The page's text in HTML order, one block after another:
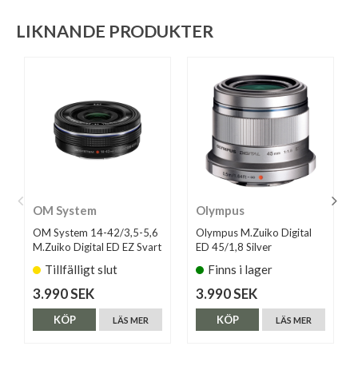
LIKNANDE PRODUKTER
OM System
OM System 14-42/3,5-5,6
M.Zuiko Digital ED EZ Svart
Tillfälligt slut
3.990 SEK
LÄS MER
KÖP
Olympus
Olympus M.Zuiko Digital
ED 45/1,8 Silver
Finns i lager
3.990 SEK
LÄS MER
KÖP